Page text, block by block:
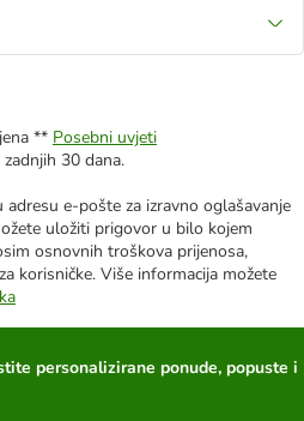
** Posebni uvjeti
30 dana.
e-pošte za izravno oglašavanje
uložiti prigovor u bilo kojem
osnovnih troškova prijenosa,
korisničke. Više informacija možete
personalizirane ponude, popuste i